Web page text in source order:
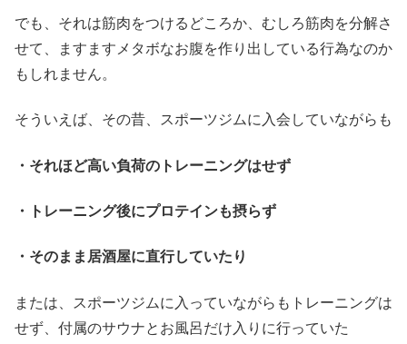
でも、それは筋肉をつけるどころか、むしろ筋肉を分解さ
せて、ますますメタボなお腹を作り出している行為なのか
もしれません。
そういえば、その昔、スポーツジムに入会していながらも
・それほど高い負荷のトレーニングはせず
・トレーニング後にプロテインも摂らず
・そのまま居酒屋に直行していたり
または、スポーツジムに入っていながらもトレーニングは
せず、付属のサウナとお風呂だけ入りに行っていた